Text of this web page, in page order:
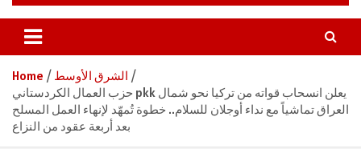
Home
الشرق الأوسط
حزب العمال الكردستاني pkk يعلن انسحاب قواته من تركيا نحو شمال
العراق تماشياً مع نداء أوجلان للسلام.. خطوة تُمهّد لإنهاء العمل المسلح
بعد أربعة عقود من النزاع